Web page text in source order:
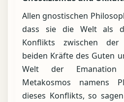
Allen gnostischen
dass sie die Welt als
Konflikts zwischen
beiden Kräfte des Guten
Welt der Emanation
Metakosmos namens
dieses Konflikts, so